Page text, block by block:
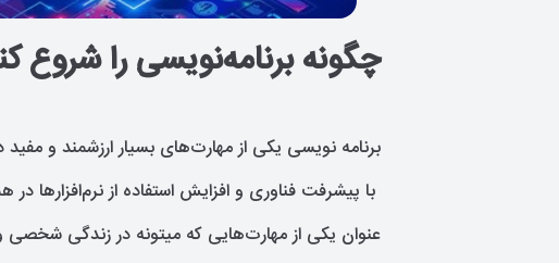
چگونه برنامه‌نویسی را شروع
برنامه نویسی یکی از مهارت‌های بسیار ارزشمند و مفید
با پیشرفت فناوری و افزایش استفاده از نرم‌افزارها
عنوان یکی از مهارت‌هایی که میتونه در زندگی شخصی و